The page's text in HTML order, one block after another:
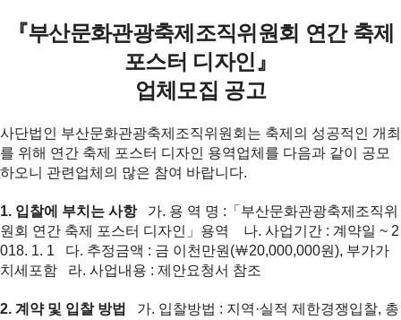
『부산문화관광축제조직위원회 연간 축제
포스터 디자인』
업체모집 공고
사단법인 부산문화관광축제조직위원회는 축제의 성공적인 개최
를 위해 연간 축제 포스터 디자인 용역업체를 다음과 같이 공모
하오니 관련업체의 많은 참여 바랍니다.
1. 입찰에 부치는 사항가. 용 역 명 :「부산문화관광축제조직위
원회 연간 축제 포스터 디자인」용역
나. 사업기간 : 계약일 ~ 2
018. 1. 1 다. 추정금액 : 금 이천만원(￦20,000,000원), 부가가
치세포함 라. 사업내용 : 제안요청서 참조
2. 계약 및 입찰 방법
가. 입찰방법 : 지역·실적 제한경쟁입찰, 총